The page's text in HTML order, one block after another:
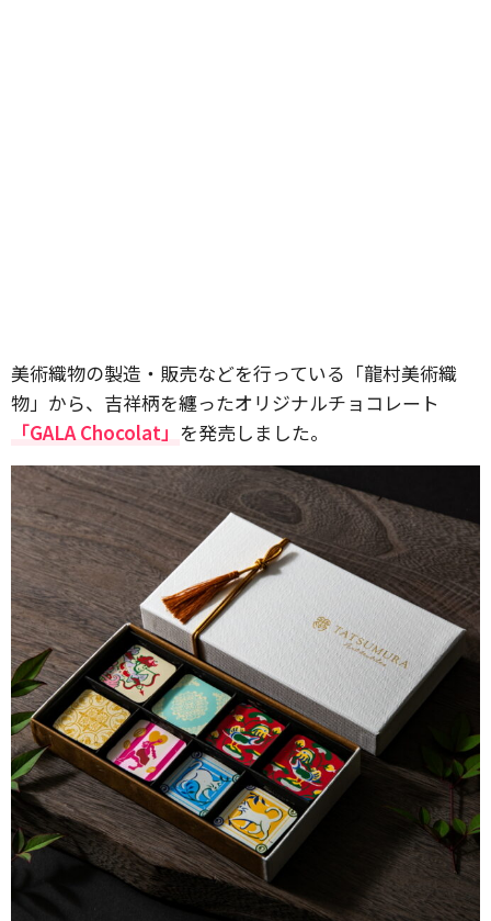
美術織物の製造・販売などを行っている「龍村美術織
物」から、吉祥柄を纏ったオリジナルチョコレート
「GALA Chocolat」 を発売しました。